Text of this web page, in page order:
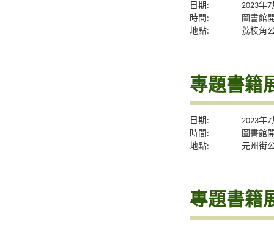
日期:
2023年
時間:
圖書館
地點:
荔枝角
專題書籍
日期:
2023年
時間:
圖書館
地點:
元州街
專題書籍